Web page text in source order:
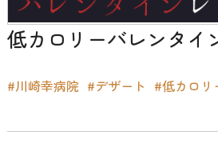
低カロリーバレンタイ
#川崎幸病院 #デザート #低カロリ